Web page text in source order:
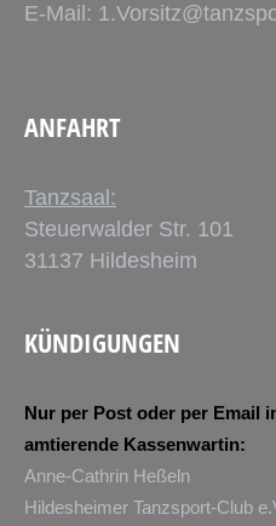
E-Mail:
ANFAHRT
Tanzsaal:
Steuerwalder Str. 101
31137 Hildesheim
KÜNDIGUNGEN
Nur per Post oder per Email
amtierende Kassenwartin:
Anne-Cathrin Heßeln
Hildesheimer Tanzsport-Club